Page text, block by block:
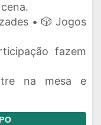
• 🎲 Jogos
fazem
na mesa e